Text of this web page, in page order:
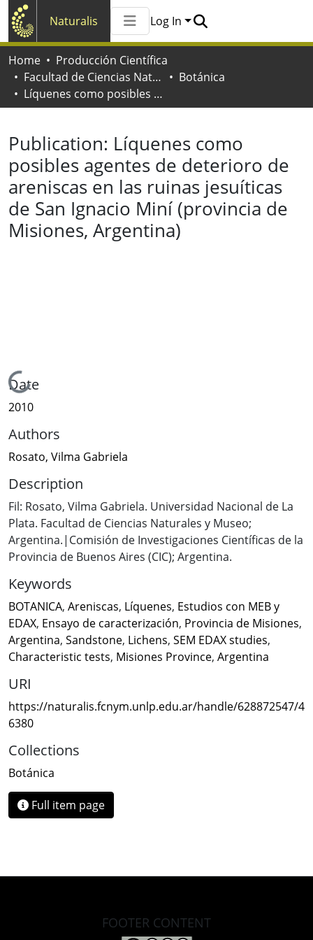
Naturalis
All of Naturalis
Log In
Home
Producción Científica
Facultad de Ciencias Naturales y Museo
Botánica
Líquenes como posibles agentes de deterioro de areniscas en las ruinas jesuíticas de San Ignacio Miní (provincia de Misiones, Argentina)
Publication: Líquenes como
posibles agentes de deterioro de
areniscas en las ruinas jesuíticas
de San Ignacio Miní (provincia de
Misiones, Argentina)
Loading...
Date
2010
Authors
Rosato, Vilma Gabriela
Description
Fil: Rosato, Vilma Gabriela. Universidad Nacional de La
Plata. Facultad de Ciencias Naturales y Museo;
Argentina.|Comisión de Investigaciones Científicas de la
Provincia de Buenos Aires (CIC); Argentina.
Keywords
BOTANICA, Areniscas, Líquenes, Estudios con MEB y
EDAX, Ensayo de caracterización, Provincia de Misiones,
Argentina, Sandstone, Lichens, SEM EDAX studies,
Characteristic tests, Misiones Province, Argentina
URI
https://naturalis.fcnym.unlp.edu.ar/handle/628872547/4
6380
Collections
Botánica
Full item page
FOOTER CONTENT